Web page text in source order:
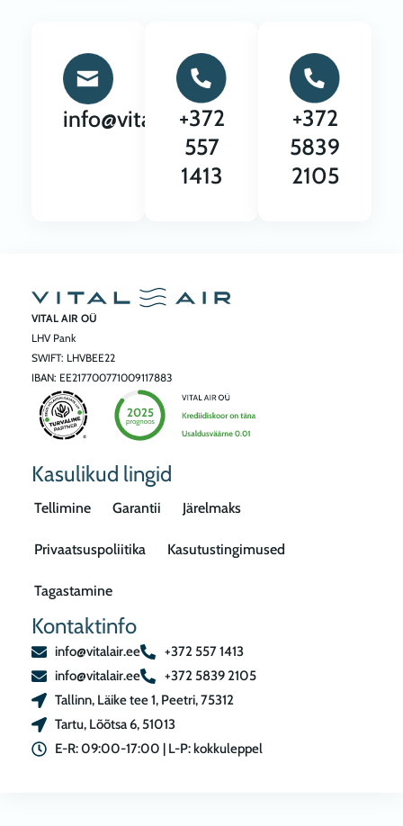
info@vitalair.ee
+372
557
1413
+372
5839
2105
VITAL AIR OÜ
LHV Pank
SWIFT: LHVBEE22
IBAN: EE217700771009117883
Kasulikud lingid
Tellimine Garantii Järelmaks
Privaatsuspoliitika Kasutustingimused
Tagastamine
Kontaktinfo
info@vitalair.ee
+372 557 1413
info@vitalair.ee
+372 5839 2105
Tallinn, Läike tee 1, Peetri, 75312
Tartu, Lõõtsa 6, 51013
E-R: 09:00-17:00 | L-P: kokkuleppel